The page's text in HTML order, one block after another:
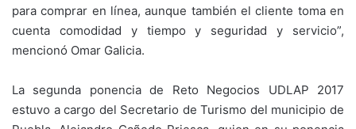
para comprar en línea, aunque también el cliente toma en
cuenta comodidad y tiempo y seguridad y servicio”,
mencionó Omar Galicia.
La segunda ponencia de Reto Negocios UDLAP 2017
estuvo a cargo del Secretario de Turismo del municipio de